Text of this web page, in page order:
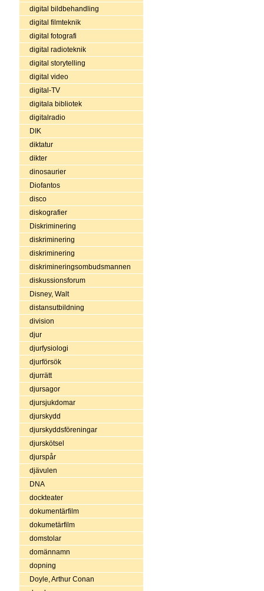
digital bildbehandling
digital filmteknik
digital fotografi
digital radioteknik
digital storytelling
digital video
digital-TV
digitala bibliotek
digitalradio
DIK
diktatur
dikter
dinosaurier
Diofantos
disco
diskografier
Diskriminering
diskriminering
diskriminering
diskrimineringsombudsmannen
diskussionsforum
Disney, Walt
distansutbildning
division
djur
djurfysiologi
djurförsök
djurrätt
djursagor
djursjukdomar
djurskydd
djurskyddsföreningar
djurskötsel
djurspår
djävulen
DNA
dockteater
dokumentärfilm
dokumetärfilm
domstolar
domännamn
dopning
Doyle, Arthur Conan